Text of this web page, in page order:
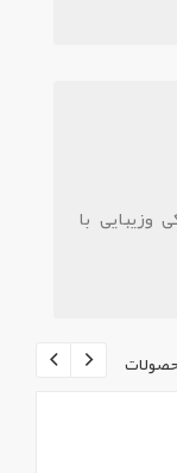
وزیبایی با